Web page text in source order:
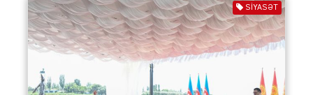
SIYASƏT